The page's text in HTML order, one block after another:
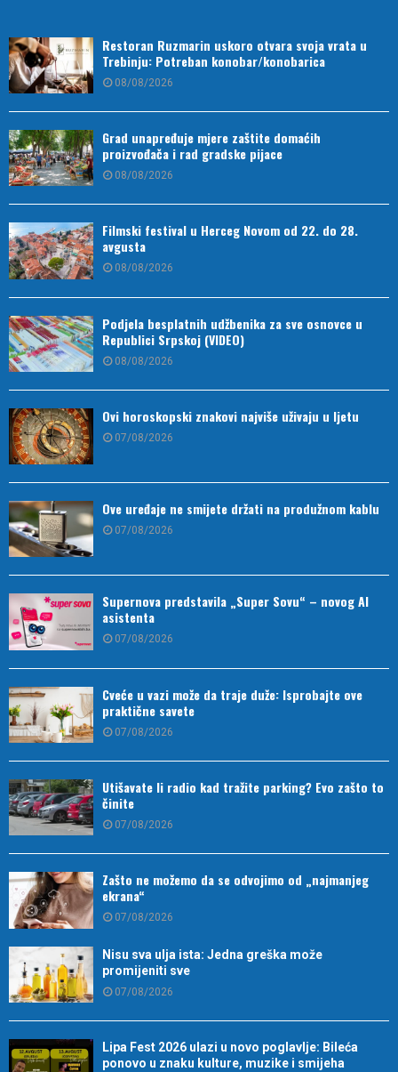
Restoran Ruzmarin uskoro otvara svoja vrata u
Trebinju: Potreban konobar/konobarica
08/08/2026
Grad unapređuje mjere zaštite domaćih
proizvođača i rad gradske pijace
08/08/2026
Filmski festival u Herceg Novom od 22. do 28.
avgusta
08/08/2026
Podjela besplatnih udžbenika za sve osnovce u
Republici Srpskoj (VIDEO)
08/08/2026
Ovi horoskopski znakovi najviše uživaju u ljetu
07/08/2026
Ove uređaje ne smijete držati na produžnom kablu
07/08/2026
Supernova predstavila „Super Sovu“ – novog AI
asistenta
07/08/2026
Cveće u vazi može da traje duže: Isprobajte ove
praktične savete
07/08/2026
Utišavate li radio kad tražite parking? Evo zašto to
činite
07/08/2026
Zašto ne možemo da se odvojimo od „najmanjeg
ekrana“
07/08/2026
Nisu sva ulja ista: Jedna greška može
promijeniti sve
07/08/2026
Lipa Fest 2026 ulazi u novo poglavlje: Bileća
ponovo u znaku kulture, muzike i smijeha